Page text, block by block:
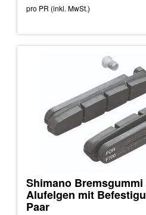
pro PR (inkl. MwSt.)
Shimano Bremsgummi
Alufelgen mit
Paar